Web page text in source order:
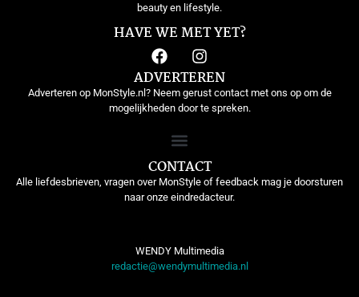
beauty en lifestyle.
HAVE WE MET YET?
ADVERTEREN
Adverteren op MonStyle.nl? Neem gerust contact met ons op om de
mogelijkheden door te spreken.
CONTACT
Alle liefdesbrieven, vragen over MonStyle of feedback mag je doorsturen
naar onze eindredacteur.
WENDY Multimedia
redactie@wendymultimedia.nl